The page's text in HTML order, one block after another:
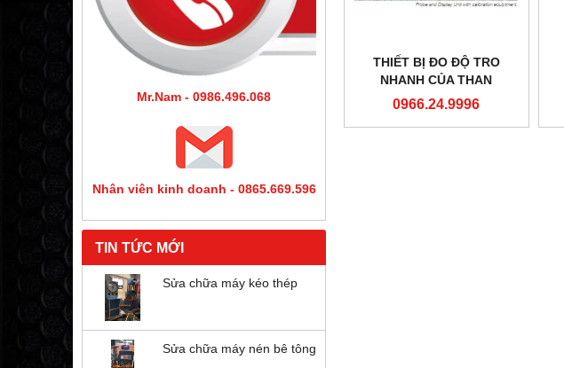
Mr.Nam - 0986.496.068
Nhân viên kinh doanh - 0865.669.596
TIN TỨC MỚI
Sửa chữa máy kéo thép
Sửa chữa máy nén bê tông
THIẾT BỊ ĐO ĐỘ TRO
NHANH CỦA THAN
0966.24.9996